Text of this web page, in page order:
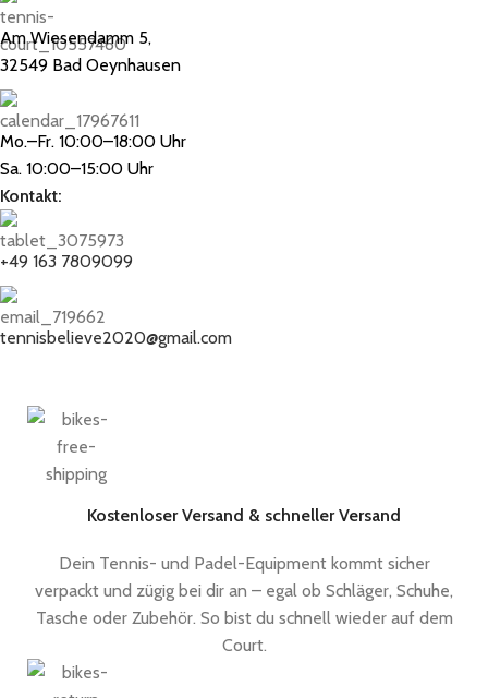
Am Wiesendamm 5,
32549 Bad Oeynhausen
Mo.–Fr. 10:00–18:00 Uhr
Sa. 10:00–15:00 Uhr
Kontakt:
+49 163 7809099
tennisbelieve2020@gmail.com
Kostenloser Versand & schneller Versand
Dein Tennis- und Padel-Equipment kommt sicher
verpackt und zügig bei dir an – egal ob Schläger, Schuhe,
Tasche oder Zubehör. So bist du schnell wieder auf dem
Court.